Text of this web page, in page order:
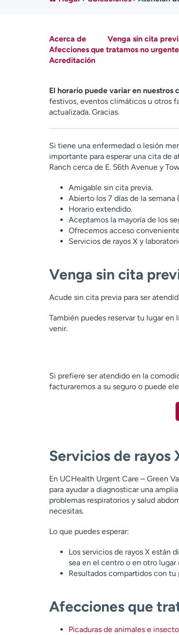
Acerca de Venga sin cita
Afecciones que tratamos no
Acreditación
El horario puede variar en nuestros
festivos, eventos climáticos u otros
actualizada. Gracias.
Si tiene una enfermedad o lesión
importante para esperar una cita de
Ranch cerca de E. 56th Avenue y
Amigable sin cita previa.
Abierto los 7 días de la
Horario extendido.
Aceptamos la mayoría de los
Ofrecemos acceso
Servicios de rayos X y
Venga sin cita
Acude sin cita previa para ser
También puedes reservar tu lugar
venir.
Si prefiere ser atendido en la
facturaremos a su seguro o puede
Servicios de rayos
En UCHealth Urgent Care – Green
para ayudar a diagnosticar una
problemas respiratorios y salud
necesitas.
Lo que puedes esperar:
Los servicios de rayos X están
sea en el centro o en otro
Resultados compartidos con
Afecciones que
Picaduras de animales e